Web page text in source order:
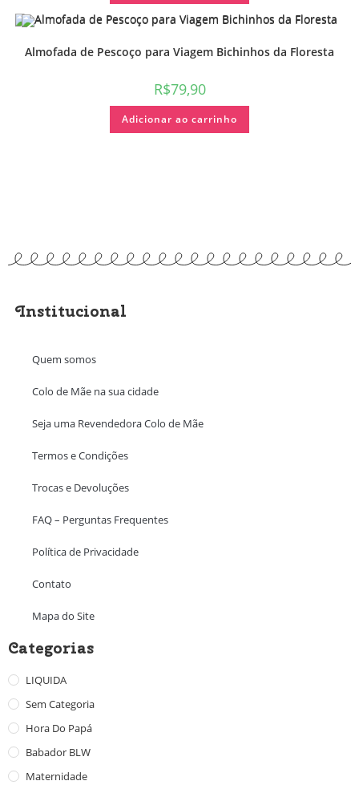
Almofada de Pescoço para Viagem Bichinhos da Floresta
R$79,90
Adicionar ao carrinho
Institucional
Quem somos
Colo de Mãe na sua cidade
Seja uma Revendedora Colo de Mãe
Termos e Condições
Trocas e Devoluções
FAQ – Perguntas Frequentes
Política de Privacidade
Contato
Mapa do Site
Categorias
LIQUIDA
Sem Categoria
Hora Do Papá
Babador BLW
Maternidade